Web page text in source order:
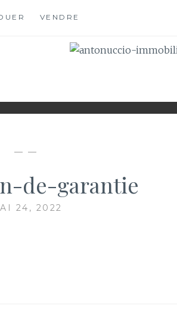
VENDRE
— —
de-garantie
24, 2022